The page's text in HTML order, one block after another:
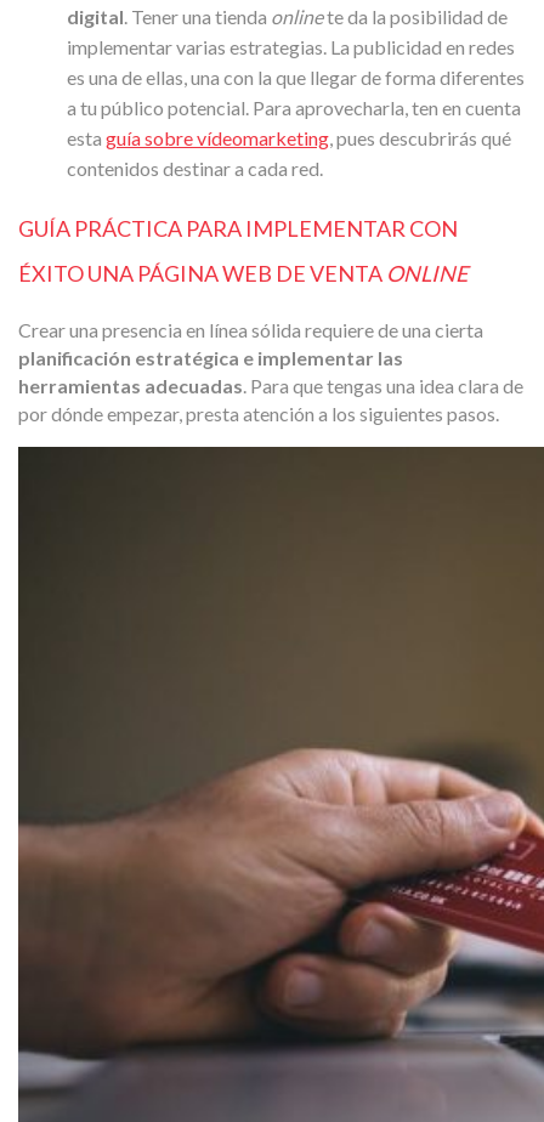
digital. Tener una tienda onlinete da la posibilidad de
implementar varias estrategias. La publicidad en redes
es una de ellas, una con la que llegar de forma diferentes
a tu público potencial. Para aprovecharla, ten en cuenta
esta guía sobre vídeomarketing, pues descubrirás qué
contenidos destinar a cada red.
GUÍA PRÁCTICA PARA IMPLEMENTAR CON
ÉXITO UNA PÁGINA WEB DE VENTA ONLINE
Crear una presencia en línea sólida requiere de una cierta
planificación estratégica e implementar las
herramientas adecuadas. Para que tengas una idea clara de
por dónde empezar, presta atención a los siguientes pasos.